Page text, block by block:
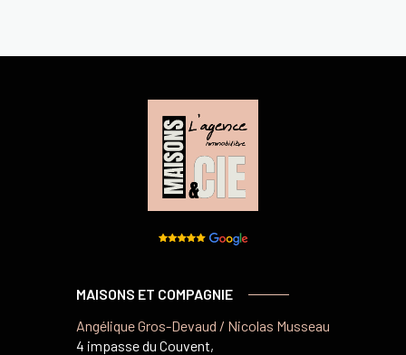
MAISONS ET COMPAGNIE
Angélique Gros-Devaud / Nicolas Musseau
4 impasse du Couvent,